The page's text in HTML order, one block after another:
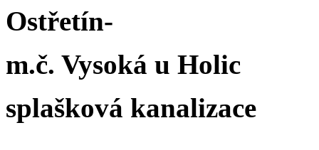
Ostřetín-
m.č. Vysoká u Holic
splašková kanalizace